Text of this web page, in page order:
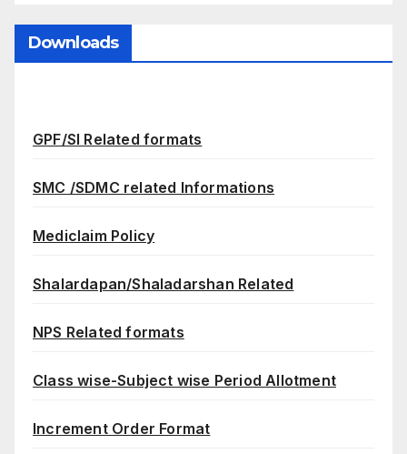
Downloads
GPF/SI Related formats
SMC /SDMC related Informations
Mediclaim Policy
Shalardapan/Shaladarshan Related
NPS Related formats
Class wise-Subject wise Period Allotment
Increment Order Format